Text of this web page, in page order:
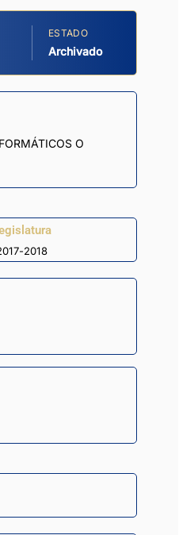
ESTADO
Archivado
O
2018